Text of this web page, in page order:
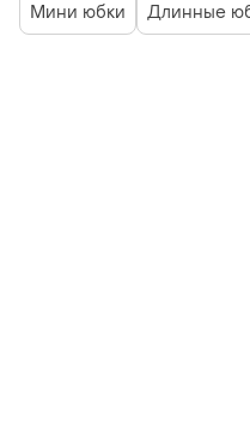
Мини юбки Длинные